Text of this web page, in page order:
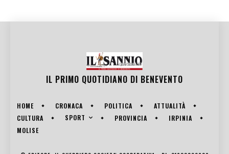
IL PRIMO QUOTIDIANO DI BENEVENTO
HOME CRONACA POLITICA
ATTUALITÀ
CULTURA
SPORT PROVINCIA
IRPINIA
MOLISE